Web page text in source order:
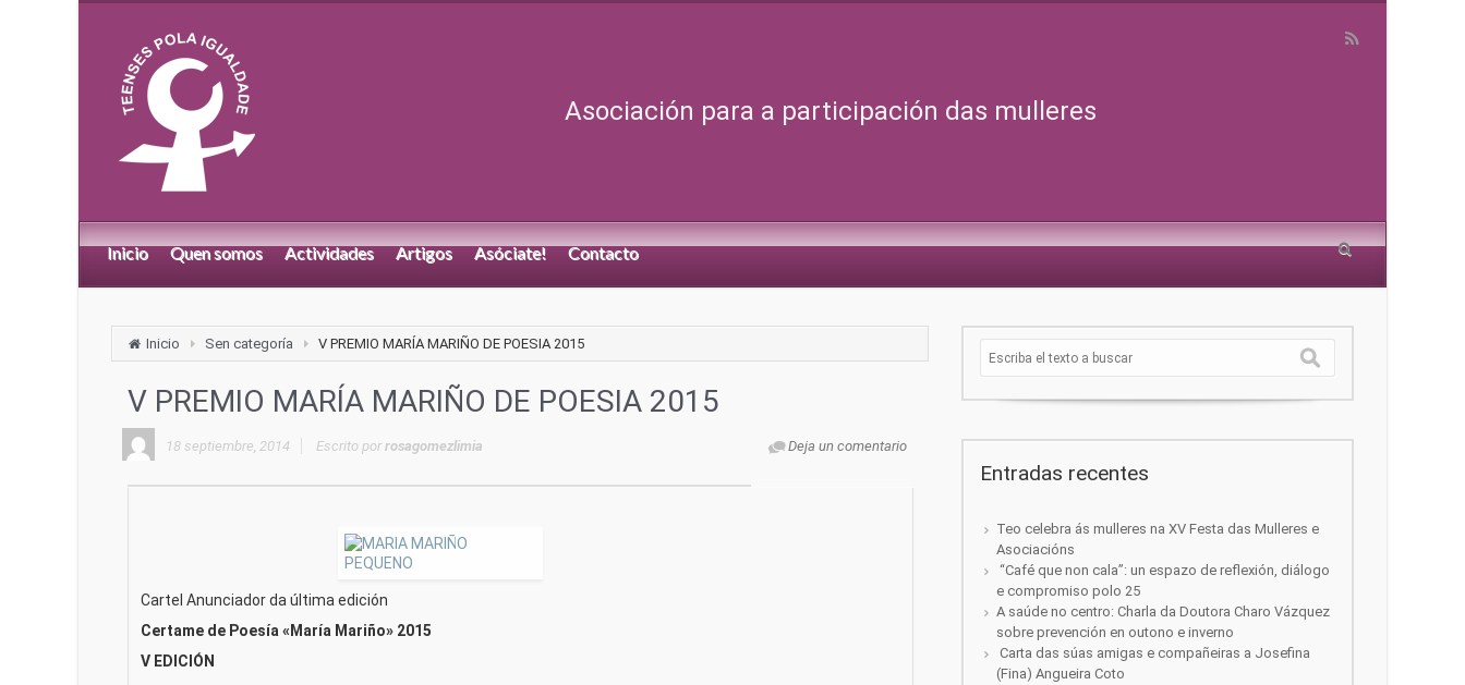
Asociación para a participación das mulleres
Inicio Quen somos Actividades Artigos Asóciate! Contacto
Inicio Sen categoría V PREMIO MARÍA MARIÑO DE POESIA 2015
V PREMIO MARÍA MARIÑO DE POESIA 2015
18 septiembre, 2014 Deja un comentario
Escrito porrosagomezlimia
Cartel Anunciador da última edición
Certame de Poesía «María Mariño» 2015
V EDICIÓN
Entradas recentes
Teo celebra ás mulleres na XV Festa das Mulleres e
Asociacións
“Café que non cala”: un espazo de reflexión, diálogo
e compromiso polo 25
A saúde no centro: Charla da Doutora Charo Vázquez
sobre prevención en outono e inverno
Carta das súas amigas e compañeiras a Josefina
(Fina) Angueira Coto